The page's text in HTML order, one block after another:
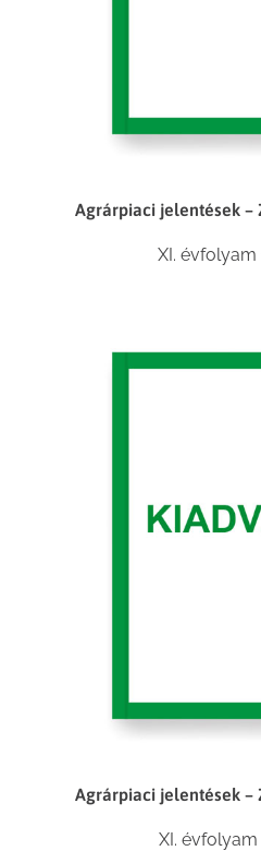
Agrárpiaci jelentések –
XI. évfolyam
Agrárpiaci jelentések –
XI. évfolyam